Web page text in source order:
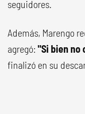
seguidores.
Además, Marengo
agregó: "Si bien no
finalizó en su